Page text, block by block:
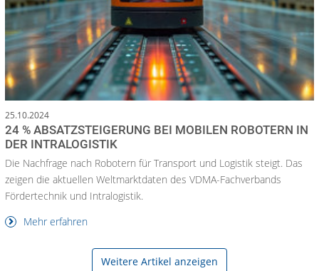
25.10.2024
24 % ABSATZSTEIGERUNG BEI MOBILEN ROBOTERN IN
DER INTRALOGISTIK
Die Nachfrage nach Robotern für Transport und Logistik steigt. Das
zeigen die aktuellen Weltmarktdaten des VDMA-Fachverbands
Fördertechnik und Intralogistik.
Mehr erfahren
Weitere Artikel anzeigen